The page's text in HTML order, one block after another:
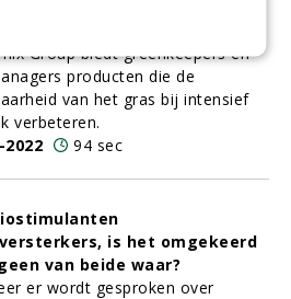
steeds meer onze
Group biedt greenkeepers en
producten die de
van het gras bij intensief
verbeteren.
2022
94 sec
is het omgekeerd
van beide waar?
er wordt gesproken over